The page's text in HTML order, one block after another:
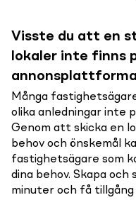
Visste du att en
lokaler inte finns
Många
olika anledningar inte
Genom att skicka en
behov och önskemål
fastighetsägare som
dina behov. Skapa
minuter och få